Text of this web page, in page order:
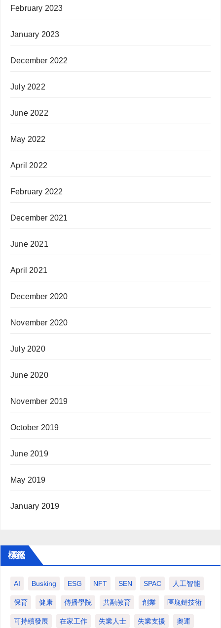
February 2023
January 2023
December 2022
July 2022
June 2022
May 2022
April 2022
February 2022
December 2021
June 2021
April 2021
December 2020
November 2020
July 2020
June 2020
November 2019
October 2019
June 2019
May 2019
January 2019
標籤
AI Busking ESG NFT SEN SPAC 人工智能
保育 健康 傳播學院 共融教育 創業 區塊鏈技術
可持續發展 在家工作 失業人士 失業支援 奧運